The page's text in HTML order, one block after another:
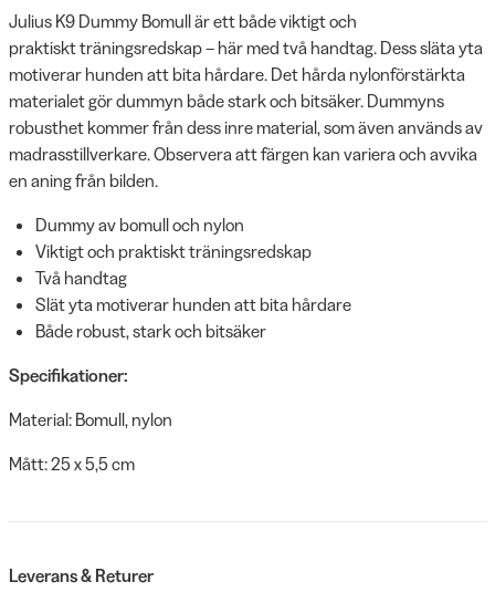
Julius K9 Dummy Bomull är ett både viktigt och
praktiskt träningsredskap – här med två handtag. Dess släta yta
motiverar hunden att bita hårdare. Det hårda nylonförstärkta
materialet gör dummyn både stark och bitsäker. Dummyns
robusthet kommer från dess inre material, som även används av
madrasstillverkare. Observera att färgen kan variera och avvika
en aning från bilden.
Dummy av bomull och nylon
Viktigt och praktiskt träningsredskap
Två handtag
Slät yta motiverar hunden att bita hårdare
Både robust, stark och bitsäker
Specifikationer:
Material: Bomull, nylon
Mått: 25 x 5,5 cm
Leverans & Returer